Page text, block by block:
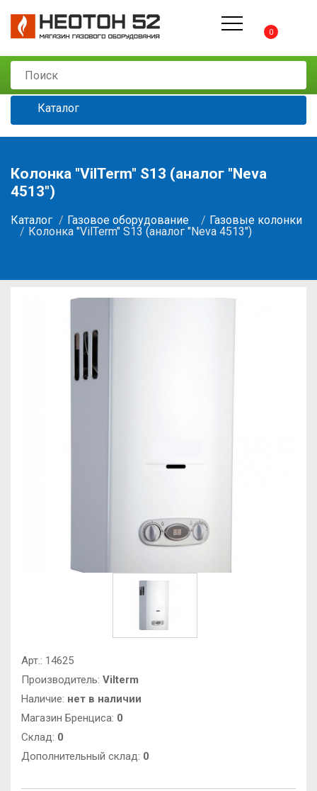
0
Каталог
Колонка "VilTerm" S13 (аналог "Neva
4513")
Каталог Газовое оборудование
Газовые колонки
Колонка "VilTerm" S13 (аналог "Neva 4513")
Арт.: 14625
Производитель: Vilterm
Наличие: нет в наличии
Магазин Бренциса: 0
Cклад: 0
Дополнительный склад: 0